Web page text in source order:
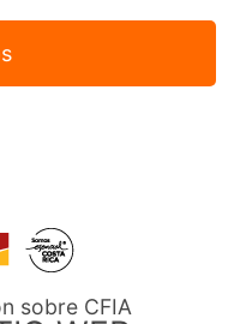
sobre CFIA